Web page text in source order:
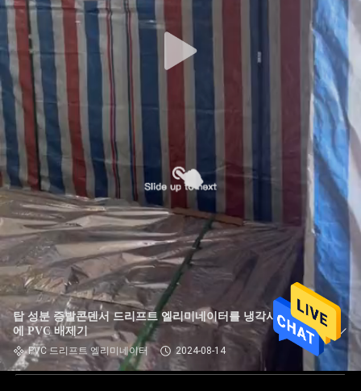
탑 성분 증발콘덴서 드리프트 엘리미네이터를 냉각시키는 것
에 PVC 배제기
PVC 드리프트 엘리미네이터 2024-08-14